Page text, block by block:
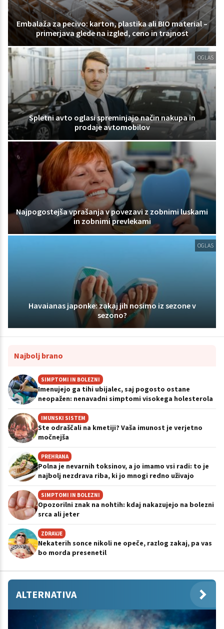
Embalaža za pecivo: karton, plastika ali BIO material –
primerjava glede na izgled, ceno in trajnost
OGLAS
Spletni avto oglasi spreminjajo način nakupa in
prodaje avtomobilov
Najpogostejša vprašanja v povezavi z zobnimi luskami
in zobnimi prevlekami
OGLAS
Havaianas japonke: zakaj jih nosimo iz sezone v
sezono?
Najbolj brano
SIMPTOMI IN BOLEZNI
Imenujejo ga tihi ubijalec, saj pogosto ostane
neopažen: nenavadni simptomi visokega holesterola
IMUNSKI SISTEM
Ste odraščali na kmetiji? Vaša imunost je verjetno
močnejša
PREHRANA
Polna je nevarnih toksinov, a jo imamo vsi radi: to je
najbolj nezdrava riba, ki jo mnogi redno uživajo
SIMPTOMI IN BOLEZNI
Opozorilni znak na nohtih: kdaj nakazujejo na bolezni
srca ali jeter
ZDRAVJE
Nekaterih sonce nikoli ne opeče, razlog zakaj, pa vas
bo morda presenetil
ALTERNATIVA